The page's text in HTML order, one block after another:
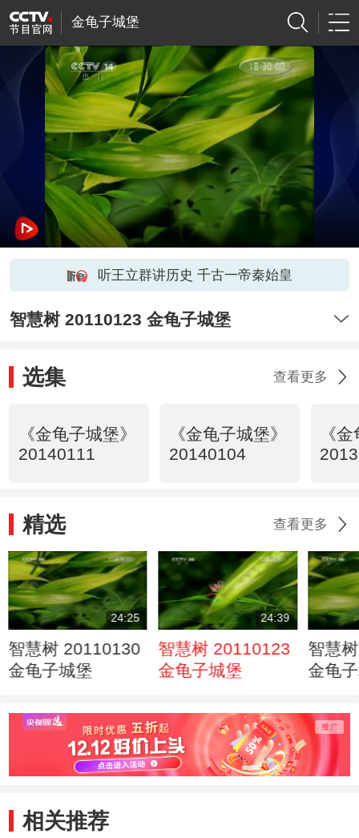
金龟子城堡
听王立群讲历史 千古一帝秦始皇
智慧树 20110123 金龟子城堡
选集 查看更多
《金龟子城堡》
20140111
《金龟子城堡》
20140104
《
精选 查看更多
24:25
智慧树 20110130
金龟子城堡
24:39
智慧树 20110123
金龟子城堡
智慧
金龟
相关推荐